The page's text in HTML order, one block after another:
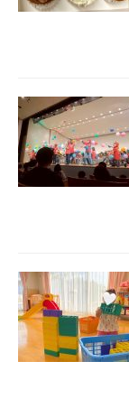
#ラーメン#ショッピン
#教